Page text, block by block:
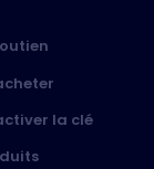
la clé